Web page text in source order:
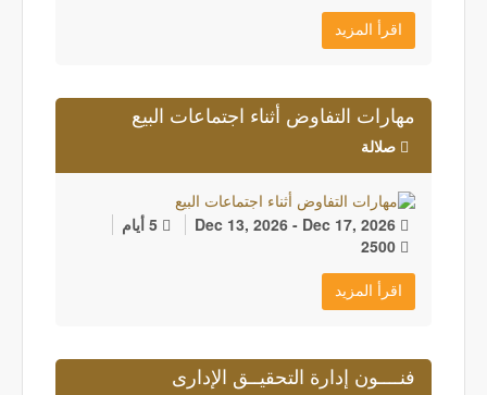
اقرأ المزيد
مهارات التفاوض أثناء اجتماعات البيع
صلالة
5 أيام
اقرأ المزيد
فنــــون إدارة التحقيــق الإدارى